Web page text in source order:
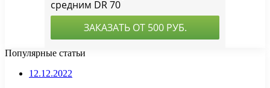
Популярные статьи
12.12.2022